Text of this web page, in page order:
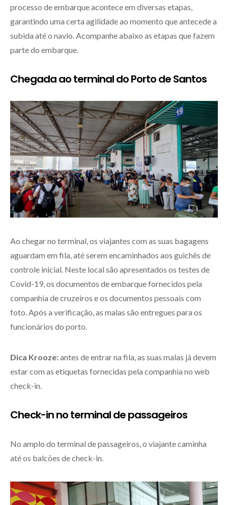
processo de embarque acontece em diversas etapas,
garantindo uma certa agilidade ao momento que antecede a
subida até o navio. Acompanhe abaixo as etapas que fazem
parte do embarque.
Chegada ao terminal do Porto de Santos
Ao chegar no terminal, os viajantes com as suas bagagens
aguardam em fila, até serem encaminhados aos guichês de
controle inicial. Neste local são apresentados os testes de
Covid-19, os documentos de embarque fornecidos pela
companhia de cruzeiros e os documentos pessoais com
foto. Após a verificação, as malas são entregues para os
funcionários do porto.
Dica Krooze:antes de entrar na fila, as suas malas já devem
estar com as etiquetas fornecidas pela companhia no web
check-in.
Check-in no terminal de passageiros
No amplo do terminal de passageiros, o viajante caminha
até os balcões de check-in.